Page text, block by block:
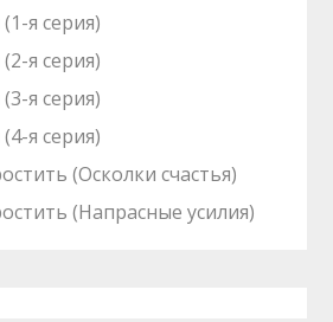
я серия)
я серия)
я серия)
я серия)
(Осколки счастья)
(Напрасные усилия)